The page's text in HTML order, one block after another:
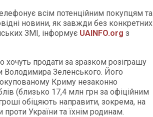
всім потенційним покупцям та
новини, як завжди без конкретних
ЗМІ, інформує UAINFO.org з
хочуть продати за зразком розіграшу
Володимира Зеленського. Його
Криму незаконно
(близько 17,4 млн грн за офіційним
обіцяють направити, зокрема, на
проти України та їхнім родинам.